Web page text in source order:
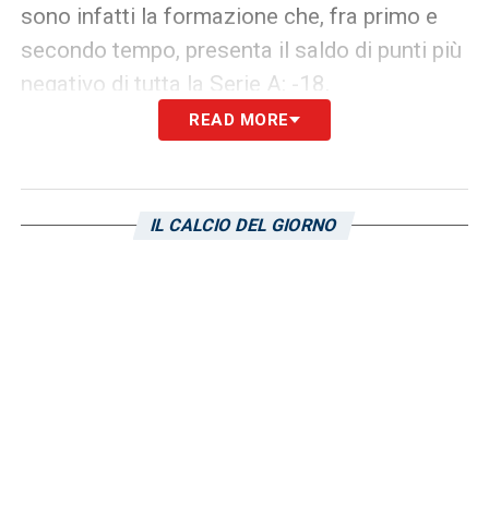
sono infatti la formazione che, fra primo e
secondo tempo, presenta il saldo di punti più
negativo di tutta la Serie A: -18.
SAMP, SEGNANO I SOLITI– La Sampdoria è
Quagliarella, Schick, Fernandes, Alvarez,
READ MORE
IL CALCIO DEL GIORNO